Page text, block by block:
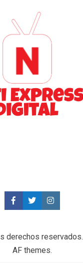
derechos reservados.
AF themes.